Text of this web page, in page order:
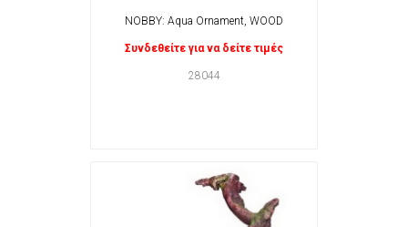
NOBBY: Aqua Ornament, WOOD
Συνδεθείτε για να δείτε τιμές
28044